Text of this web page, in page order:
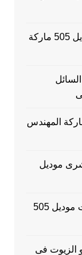
ماكينات تعبئة وتغليف اكياس الشامبو موديل 505 ماركة
تعبه وتغليف عصائر موديل 505 ماركة المهندس
موديل
ماكينات أوتوماتيك لتعبئة السوائل و الزيوت موديل 505
الزيوت فى